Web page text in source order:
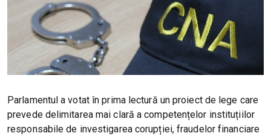
Parlamentul a votat în prima lectură un proiect de lege care
prevede delimitarea mai clară a competențelor instituțiilor
responsabile de investigarea corupției, fraudelor financiare